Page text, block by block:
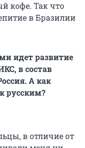
кофе. Так что
в Бразилии
идет развитие
в состав
А как
русским?
в отличие от